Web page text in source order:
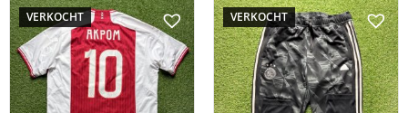
VERKOCHT VERKOCHT